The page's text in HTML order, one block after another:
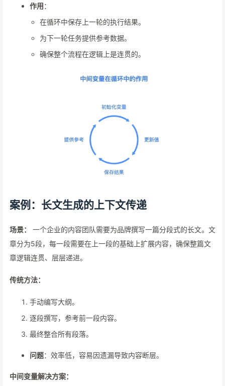
作用：
在循环中保存上一轮的执行结果。
为下一轮任务提供参考数据。
确保整个流程在逻辑上是连贯的。
案例：长文生成的上下文传递
场景：
一个企业的内容团队需要为品牌撰写一篇分段式的长文。文
章分为5段，每一段需要在上一段的基础上扩展内容，确保整篇文
章逻辑连贯、层层递进。
传统方法：
手动编写大纲。
逐段撰写，参考前一段内容。
最终整合所有段落。
问题：效率低，容易因遗漏导致内容断层。
中间变量解决方案：